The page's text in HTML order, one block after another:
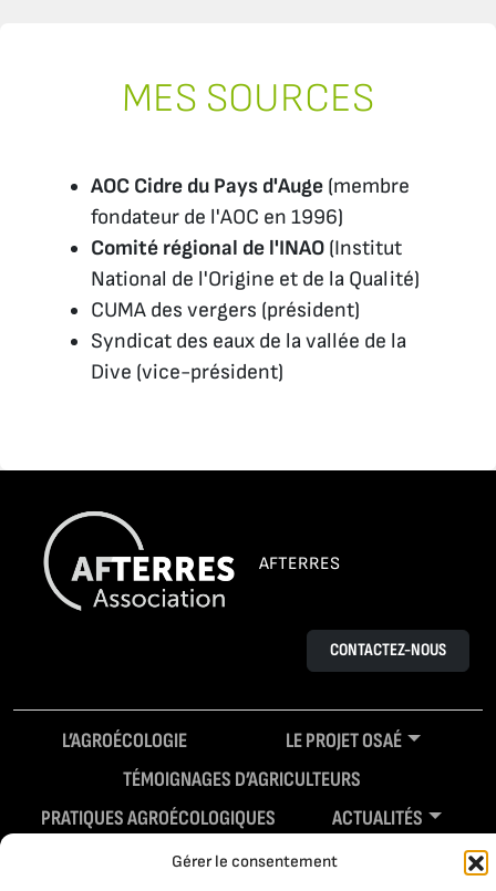
Gérer le consentement
MES SOURCES
AOC Cidre du Pays d'Auge (membre
fondateur de l'AOC en 1996)
Comité régional de l'INAO (Institut
National de l'Origine et de la Qualité)
CUMA des vergers (président)
Syndicat des eaux de la vallée de la
Dive (vice-président)
AFTERRES
CONTACTEZ-NOUS
L’AGROÉCOLOGIE
LE PROJET OSAÉ
TÉMOIGNAGES D’AGRICULTEURS
PRATIQUES AGROÉCOLOGIQUES
ACTUALITÉS
RESSOURCES